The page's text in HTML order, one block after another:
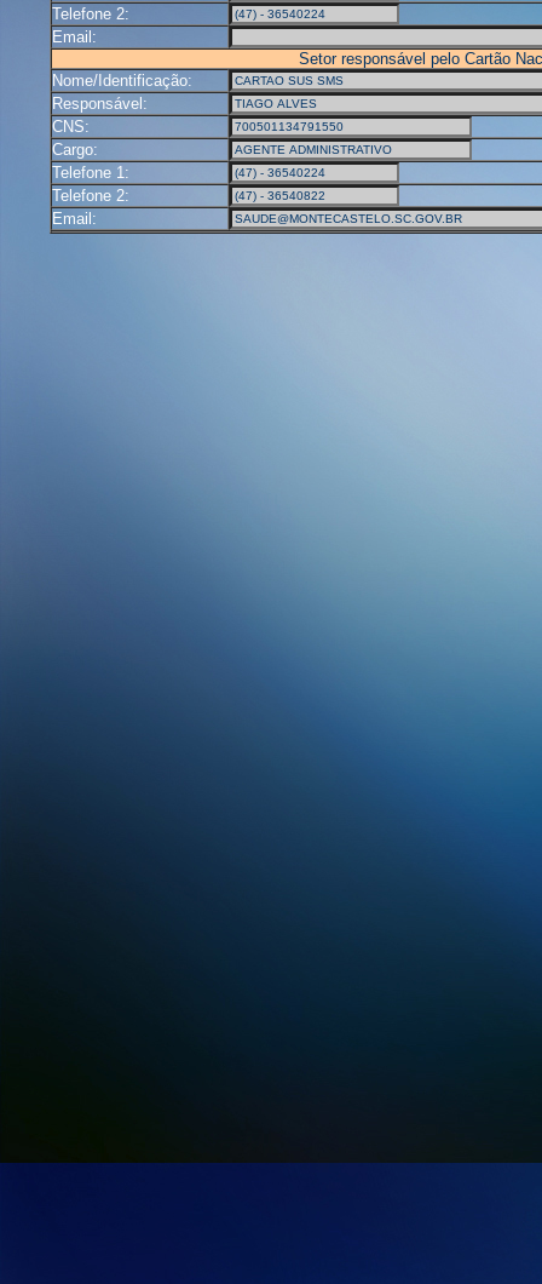
Telefone 2:
Email:
Setor responsável pelo Cartão
Nome/Identificação:
Responsável:
CNS:
Cargo:
Telefone 1:
Telefone 2:
Email: